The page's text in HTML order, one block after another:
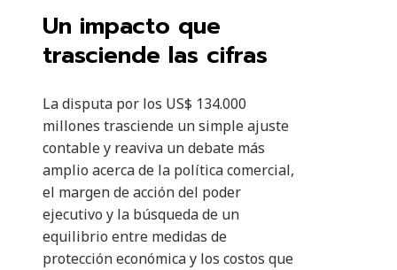
Un impacto que
trasciende las cifras
La disputa por los US$ 134.000
millones trasciende un simple ajuste
contable y reaviva un debate más
amplio acerca de la política comercial,
el margen de acción del poder
ejecutivo y la búsqueda de un
equilibrio entre medidas de
protección económica y los costos que